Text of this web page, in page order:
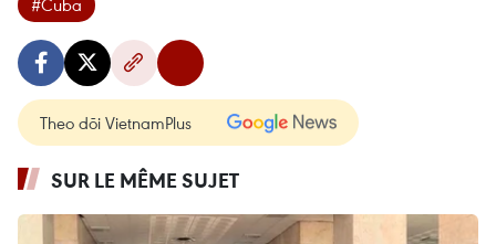
#Cuba
Theo dõi VietnamPlus
SUR LE MÊME SUJET